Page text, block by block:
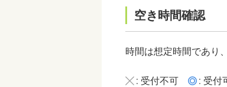
空き時間確認
時間は想定時間であり
: 受付不可 : 受付